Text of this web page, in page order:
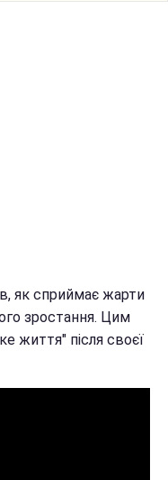
як сприймає жарти
зростання. Цим
життя" після своєї